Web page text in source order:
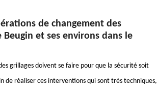
de changement des
et ses environs dans le
grillages doivent se faire pour que la sécurité soit
de réaliser ces interventions qui sont très techniques,